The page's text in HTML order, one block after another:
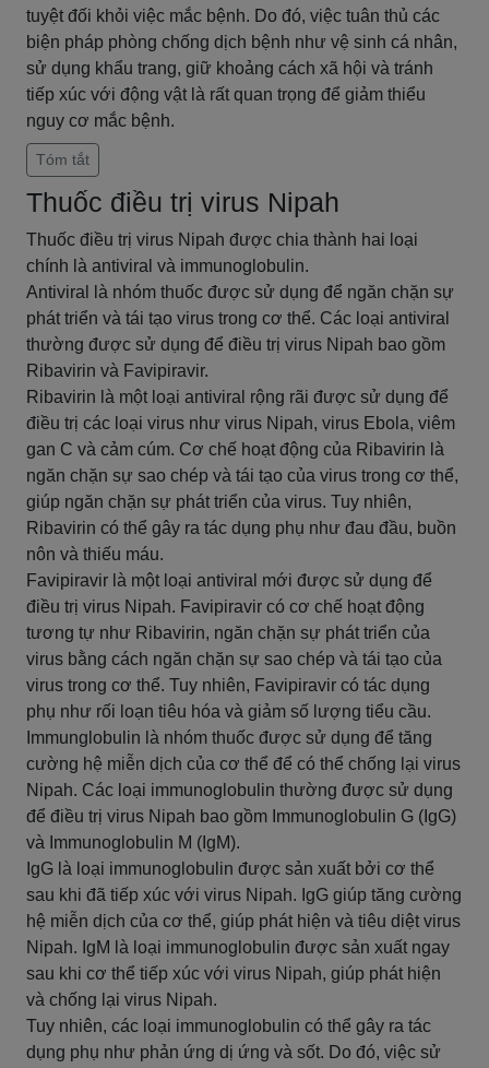
tuyệt đối khỏi việc mắc bệnh. Do đó, việc tuân thủ các
biện pháp phòng chống dịch bệnh như vệ sinh cá nhân,
sử dụng khẩu trang, giữ khoảng cách xã hội và tránh
tiếp xúc với động vật là rất quan trọng để giảm thiểu
nguy cơ mắc bệnh.
Tóm tắt
Thuốc điều trị virus Nipah
Thuốc điều trị virus Nipah được chia thành hai loại
chính là antiviral và immunoglobulin.
Antiviral là nhóm thuốc được sử dụng để ngăn chặn sự
phát triển và tái tạo virus trong cơ thể. Các loại antiviral
thường được sử dụng để điều trị virus Nipah bao gồm
Ribavirin và Favipiravir.
Ribavirin là một loại antiviral rộng rãi được sử dụng để
điều trị các loại virus như virus Nipah, virus Ebola, viêm
gan C và cảm cúm. Cơ chế hoạt động của Ribavirin là
ngăn chặn sự sao chép và tái tạo của virus trong cơ thể,
giúp ngăn chặn sự phát triển của virus. Tuy nhiên,
Ribavirin có thể gây ra tác dụng phụ như đau đầu, buồn
nôn và thiếu máu.
Favipiravir là một loại antiviral mới được sử dụng để
điều trị virus Nipah. Favipiravir có cơ chế hoạt động
tương tự như Ribavirin, ngăn chặn sự phát triển của
virus bằng cách ngăn chặn sự sao chép và tái tạo của
virus trong cơ thể. Tuy nhiên, Favipiravir có tác dụng
phụ như rối loạn tiêu hóa và giảm số lượng tiểu cầu.
Immunglobulin là nhóm thuốc được sử dụng để tăng
cường hệ miễn dịch của cơ thể để có thể chống lại virus
Nipah. Các loại immunoglobulin thường được sử dụng
để điều trị virus Nipah bao gồm Immunoglobulin G (IgG)
và Immunoglobulin M (IgM).
IgG là loại immunoglobulin được sản xuất bởi cơ thể
sau khi đã tiếp xúc với virus Nipah. IgG giúp tăng cường
hệ miễn dịch của cơ thể, giúp phát hiện và tiêu diệt virus
Nipah. IgM là loại immunoglobulin được sản xuất ngay
sau khi cơ thể tiếp xúc với virus Nipah, giúp phát hiện
và chống lại virus Nipah.
Tuy nhiên, các loại immunoglobulin có thể gây ra tác
dụng phụ như phản ứng dị ứng và sốt. Do đó, việc sử